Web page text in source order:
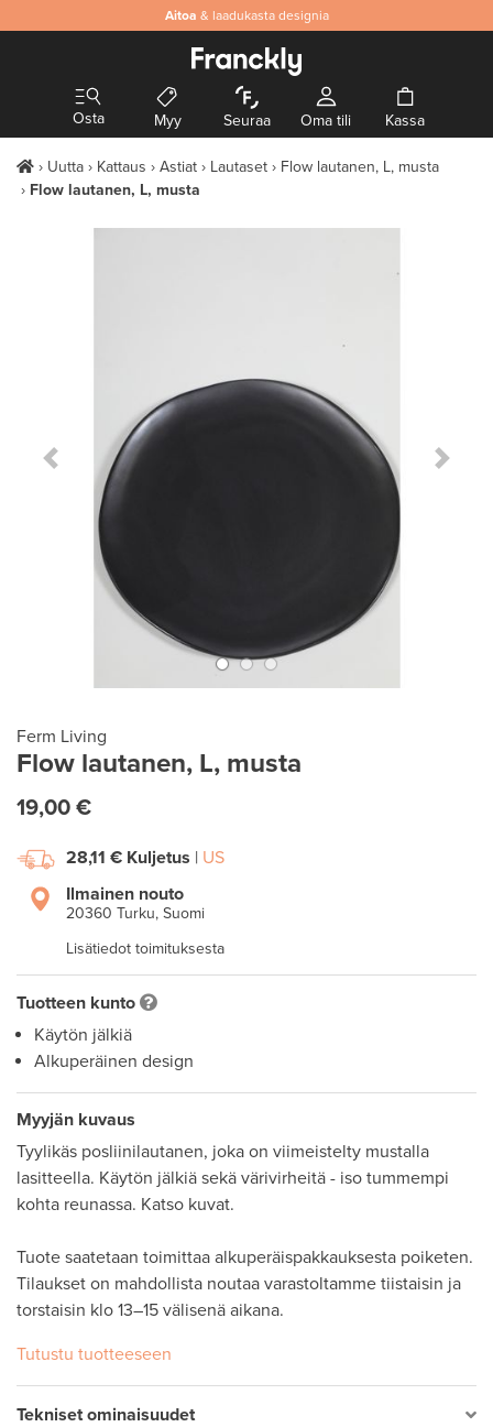
Aitoa & laadukasta designia
Osta Myy Seuraa Oma tili Kassa
Uutta Kattaus Astiat Lautaset
Flow lautanen, L, musta
Flow lautanen, L, musta
Previous Slide Next
Ferm Living
Flow lautanen, L, musta
19,00 €
28,11 € Kuljetus | US
Ilmainen nouto
20360 Turku, Suomi
Lisätiedot toimituksesta
Tuotteen kunto
Käytön jälkiä
Alkuperäinen design
Myyjän kuvaus
Tyylikäs posliinilautanen, joka on viimeistelty mustalla
lasitteella. Käytön jälkiä sekä värivirheitä - iso tummempi
kohta reunassa. Katso kuvat.
Tuote saatetaan toimittaa alkuperäispakkauksesta poiketen.
Tilaukset on mahdollista noutaa varastoltamme tiistaisin ja
torstaisin klo 13–15 välisenä aikana.
Tutustu tuotteeseen
Tekniset ominaisuudet